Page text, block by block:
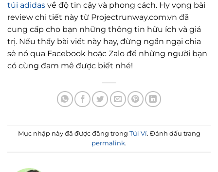
túi adidas về độ tin cậy và phong cách. Hy vọng bài
review chi tiết này từ Projectrunway.com.vn đã
cung cấp cho bạn những thông tin hữu ích và giá
trị. Nếu thấy bài viết này hay, đừng ngần ngại chia
sẻ nó qua Facebook hoặc Zalo để những người bạn
có cùng đam mê được biết nhé!
Mục nhập này đã được đăng trong Túi Ví. Đánh dấu trang
permalink.